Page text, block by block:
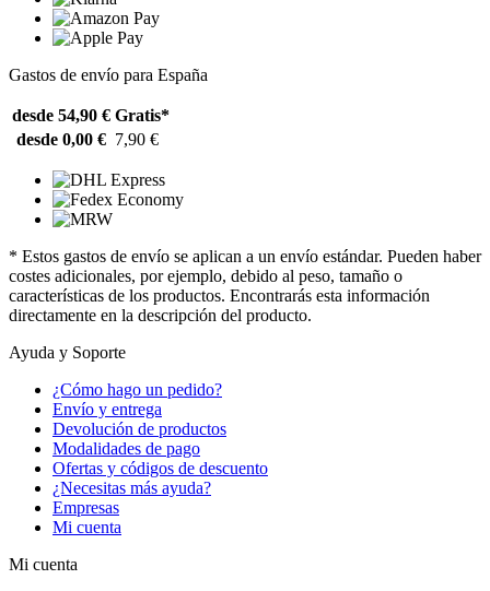
Gastos de envío para España
desde 54,90 € Gratis*
desde 0,00 € 7,90 €
* Estos gastos de envío se aplican a un envío estándar. Pueden haber
costes adicionales, por ejemplo, debido al peso, tamaño o
características de los productos. Encontrarás esta información
directamente en la descripción del producto.
Ayuda y Soporte
¿Cómo hago un pedido?
Envío y entrega
Devolución de productos
Modalidades de pago
Ofertas y códigos de descuento
¿Necesitas más ayuda?
Empresas
Mi cuenta
Mi cuenta